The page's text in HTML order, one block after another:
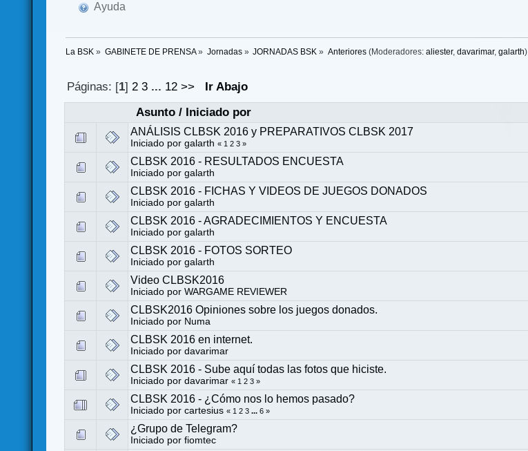
Ayuda
La BSK » GABINETE DE PRENSA» Jornadas» JORNADAS BSK » Anteriores (Moderadores:aliester,davarimar,galarth)
Páginas: [1] 2 3 ... 12 >>
Ir Abajo
Asunto/ Iniciado por
ANÁLISIS CLBSK 2016 y PREPARATIVOS CLBSK 2017
Iniciado porgalarth « 1 2 3 »
CLBSK 2016 - RESULTADOS ENCUESTA
Iniciado porgalarth
CLBSK 2016 - FICHAS Y VIDEOS DE JUEGOS DONADOS
Iniciado porgalarth
CLBSK 2016 - AGRADECIMIENTOS Y ENCUESTA
Iniciado porgalarth
CLBSK 2016 - FOTOS SORTEO
Iniciado porgalarth
Video CLBSK2016
Iniciado porWARGAME REVIEWER
CLBSK2016 Opiniones sobre los juegos donados.
Iniciado por Numa
CLBSK 2016 en internet.
Iniciado pordavarimar
CLBSK 2016 - Sube aquí todas las fotos que hiciste.
Iniciado pordavarimar « 1 2 3 »
CLBSK 2016 - ¿Cómo nos lo hemos pasado?
Iniciado porcartesius « 1 2 3 ...6 »
¿Grupo de Telegram?
Iniciado porfiomtec